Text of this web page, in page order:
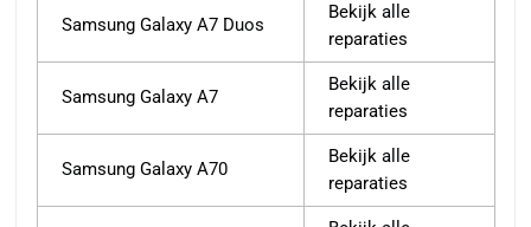
Samsung Galaxy A7 Duos
Bekijk alle
reparaties
Samsung Galaxy A7
Bekijk alle
reparaties
Samsung Galaxy A70
Bekijk alle
reparaties